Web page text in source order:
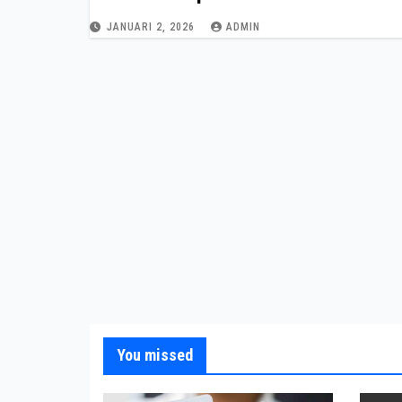
Tantangan!
JANUARI 2, 2026 ADMIN
You missed